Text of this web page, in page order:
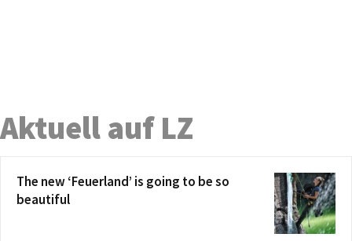
Aktuell auf LZ
The new ‘Feuerland’ is going to be so
beautiful